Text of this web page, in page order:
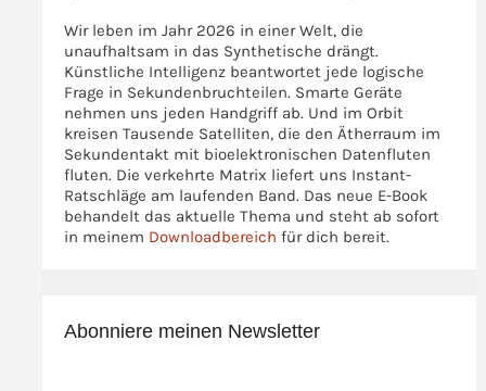
Wir leben im Jahr 2026 in einer Welt, die
unaufhaltsam in das Synthetische drängt.
Künstliche Intelligenz beantwortet jede logische
Frage in Sekundenbruchteilen. Smarte Geräte
nehmen uns jeden Handgriff ab. Und im Orbit
kreisen Tausende Satelliten, die den Ätherraum im
Sekundentakt mit bioelektronischen Datenfluten
fluten. Die verkehrte Matrix liefert uns Instant-
Ratschläge am laufenden Band. Das neue E-Book
behandelt das aktuelle Thema und steht ab sofort
in meinem Downloadbereich für dich bereit.
Abonniere meinen Newsletter